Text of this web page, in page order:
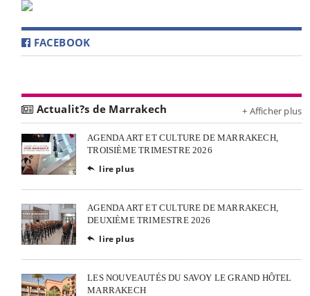
FACEBOOK
Actualit?s de Marrakech + Afficher plus
AGENDA ART ET CULTURE DE MARRAKECH,
TROISIÈME TRIMESTRE 2026
 lire plus
AGENDA ART ET CULTURE DE MARRAKECH,
DEUXIÈME TRIMESTRE 2026
 lire plus
LES NOUVEAUTÉS DU SAVOY LE GRAND HÔTEL
MARRAKECH